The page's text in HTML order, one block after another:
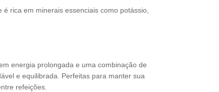
rica em minerais essenciais como potássio,
energia prolongada e uma combinação de
e equilibrada. Perfeitas para manter sua
refeições.